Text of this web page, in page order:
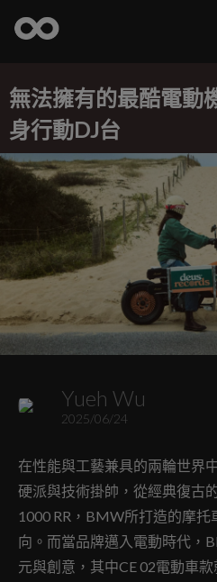
無法擁有的最酷電動
身行動DJ台
Yueh Wu
2025/06/24
在性能與工藝兼具的兩輪世界
硬派與技術掛帥，從經典復古
1000 RR，BMW所打造的摩
向。而當品牌邁入電動時代，
元與創意，其中CE 02電動車